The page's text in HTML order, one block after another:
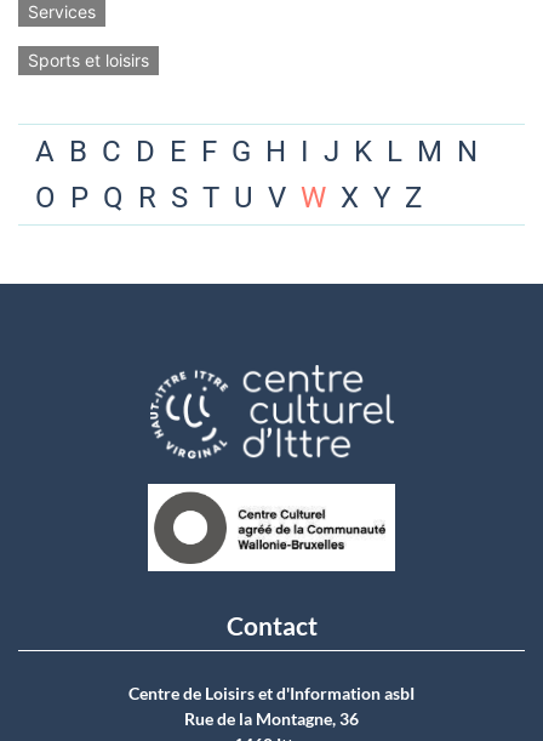
Services
Sports et loisirs
A B C D E F G H I J K L M N
O P Q R S T U V W X Y Z
Contact
Centre de Loisirs et d'Information asbI
Rue de la Montagne, 36